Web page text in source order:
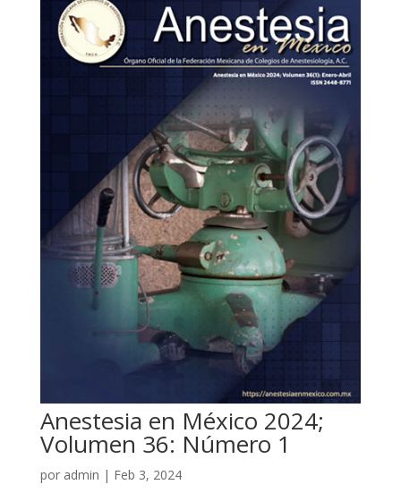
Anestesia en México 2024;
Volumen 36: Número 1
por admin | Feb 3, 2024